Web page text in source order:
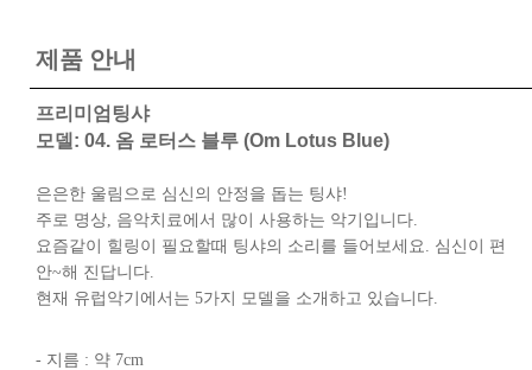
제품 안내
프리미엄팅샤
모델: 04. 옴 로터스 블루 (Om Lotus Blue)
은은한 울림으로 심신의 안정을 돕는 팅샤!
주로 명상, 음악치료에서 많이 사용하는 악기입니다.
요즘같이 힐링이 필요할때 팅샤의 소리를 들어보세요. 심신이 편
안~해 진답니다.
현재 유럽악기에서는 5가지 모델을 소개하고 있습니다.
- 지름 : 약 7cm